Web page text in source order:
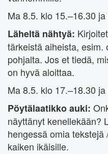
Ma 8.5. klo 15.–16.30
Läheltä nähtyä:
tärkeistä aiheista, esim.
pohjalta. Jos et tiedä,
on hyvä aloittaa.
Ma 8.5. klo 17.–18.30
Pöytälaatikko auki:
näyttänyt kenellekään?
hengessä omia
kaiken ikäisille.